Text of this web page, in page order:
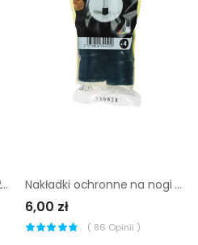
Nakładki ochronne czarne 25 mm 4 szt. Stander Nakładki ochronne na nogi krzesła czarne 22 mm 4 szt.
6,00 zł
( 86 Opinii )